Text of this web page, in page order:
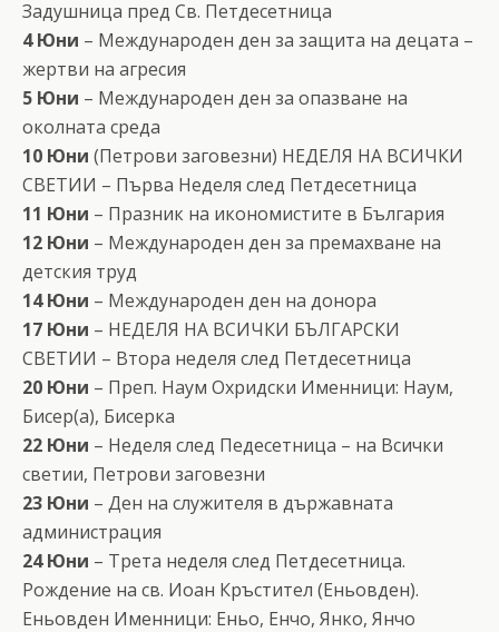
Задушница пред Св. Петдесетница
4 Юни – Международен ден за защита на децата –
жертви на агресия
5 Юни – Международен ден за опазване на
околната среда
10 Юни (Петрови заговезни) НЕДЕЛЯ НА ВСИЧКИ
СВЕТИИ – Първа Неделя след Петдесетница
11 Юни – Празник на икономистите в България
12 Юни – Международен ден за премахване на
детския труд
14 Юни – Международен ден на донора
17 Юни – НЕДЕЛЯ НА ВСИЧКИ БЪЛГАРСКИ
СВЕТИИ – Втора неделя след Петдесетница
20 Юни – Преп. Наум Охридски Именници: Наум,
Бисер(а), Бисерка
22 Юни – Неделя след Педесетница – на Всички
светии, Петрови заговезни
23 Юни – Ден на служителя в държавната
администрация
24 Юни – Трета неделя след Петдесетница.
Рождение на св. Иоан Кръстител (Еньовден).
Еньовден Именници: Еньо, Енчо, Янко, Янчо